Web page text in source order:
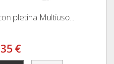
pletina Multiuso...
€